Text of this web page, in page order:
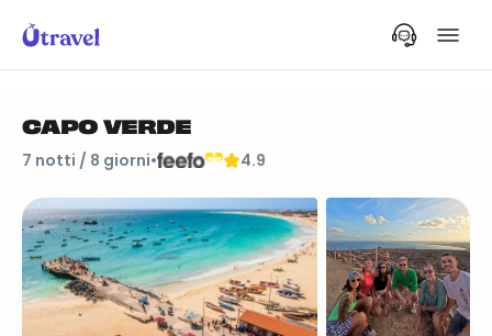
CAPO VERDE
7 notti / 8 giorni• 4.9